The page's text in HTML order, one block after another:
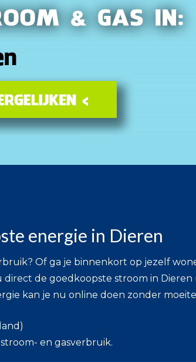
energie in Dieren
Of ga je binnenkort op jezelf
de goedkoopste stroom in Dieren
kan je nu online doen zonder
en gasverbruik.